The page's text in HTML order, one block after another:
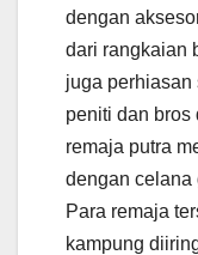
dengan
dari rangkaian
juga perhiasan
peniti dan bros
remaja putra
dengan celana
Para remaja
kampung